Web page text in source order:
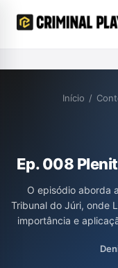
Início /
Ep. 008
O episódio aborda
Tribunal do Júri, onde
importância e
essenciais para